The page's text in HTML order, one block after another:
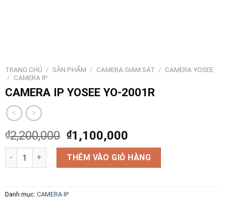
TRANG CHỦ / SẢN PHẨM / CAMERA GIÁM SÁT / CAMERA YOSEE
/ CAMERA IP
CAMERA IP YOSEE YO-2001R
₫2,200,000 ₫1,100,000
CAMERA IP YOSEE YO-2001R số lượng
THÊM VÀO GIỎ HÀNG
Danh mục: CAMERA IP